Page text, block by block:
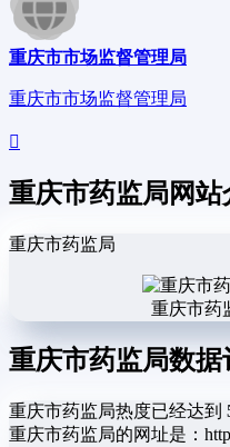
重庆市市场监督管理局
重庆市市场监督管理局
重庆市药监局网站
重庆市药监局
重庆市药
重庆市药监局数据
重庆市药监局热度已经达到
重庆市药监局的网址是：